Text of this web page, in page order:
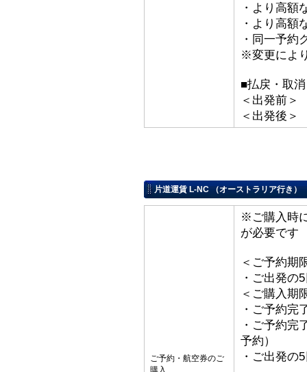
・より高額
・より高額
・同一予約
※変更によ
■払戻・取消
＜出発前＞
＜出発後
片道運賃 L-NC （オーストラリア行き）
ご予約・航空券のご
購入
※ご購入時
が必要です
＜ご予約期
・ご出発の
＜ご購入期
・ご予約完
・ご予約完
予約）
・ご出発の